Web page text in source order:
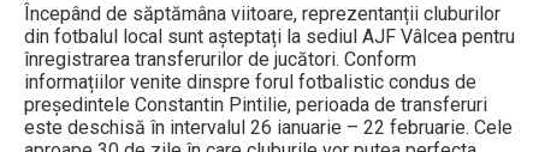
Începând de săptămâna viitoare, reprezentanții cluburilor
din fotbalul local sunt așteptați la sediul AJF Vâlcea pentru
înregistrarea transferurilor de jucători. Conform
informațiilor venite dinspre forul fotbalistic condus de
președintele Constantin Pintilie, perioada de transferuri
este deschisă în intervalul 26 ianuarie – 22 februarie. Cele